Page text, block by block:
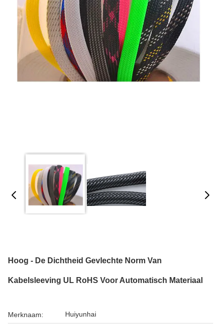
Hoog - De Dichtheid Gevlechte Norm Van
Kabelsleeving UL RoHS Voor Automatisch Materiaal
Merknaam: Huiyunhai